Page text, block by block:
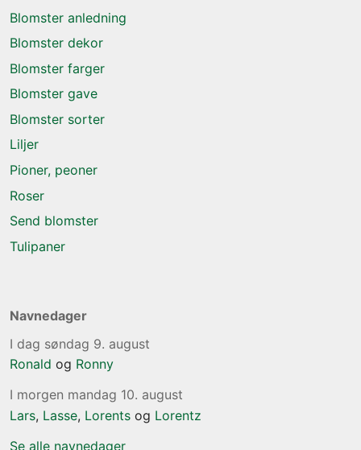
Blomster anledning
Blomster dekor
Blomster farger
Blomster gave
Blomster sorter
Liljer
Pioner, peoner
Roser
Send blomster
Tulipaner
Navnedager
I dag søndag 9. august
Ronald og Ronny
I morgen mandag 10. august
Lars, Lasse, Lorents og Lorentz
Se alle navnedager